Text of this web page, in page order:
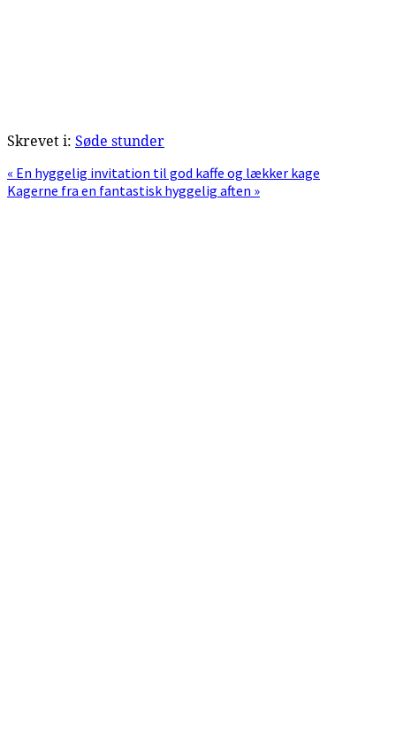
Skrevet i: Søde stunder
Previous
Post:
« En hyggelig invitation til god kaffe og lækker kage
Next
Kagerne fra en fantastisk hyggelig aften »